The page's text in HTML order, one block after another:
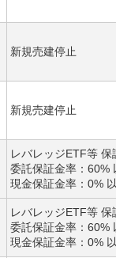
新規売建停止
新規売建停止
レバレッジETF等 保
委託保証金率：60%
現金保証金率：0%
レバレッジETF等 保
委託保証金率：60%
現金保証金率：0%